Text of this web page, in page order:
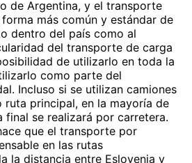
de Argentina, y el transporte
más común y estándar de
dentro del país como al
del transporte de carga
de utilizarlo en toda la
como parte del
Incluso si se utilizan camiones
principal, en la mayoría de
final se realizará por carretera.
que el transporte por
en las rutas
la distancia entre Eslovenia y